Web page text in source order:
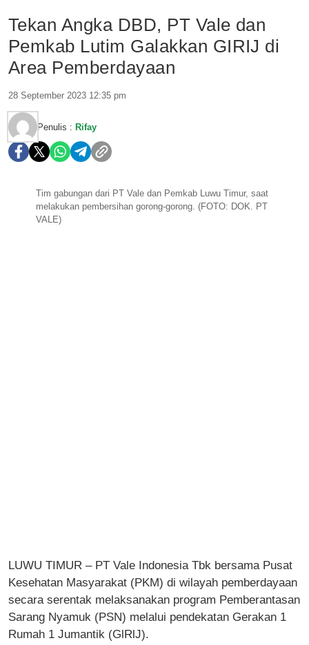
Tekan Angka DBD, PT Vale dan
Pemkab Lutim Galakkan GIRIJ di
Area Pemberdayaan
28 September 2023 12:35 pm
Penulis : Rifay
Tim gabungan dari PT Vale dan Pemkab Luwu Timur, saat
melakukan pembersihan gorong-gorong. (FOTO: DOK. PT
VALE)
LUWU TIMUR – PT Vale Indonesia Tbk bersama Pusat
Kesehatan Masyarakat (PKM) di wilayah pemberdayaan
secara serentak melaksanakan program Pemberantasan
Sarang Nyamuk (PSN) melalui pendekatan Gerakan 1
Rumah 1 Jumantik (GlRlJ).